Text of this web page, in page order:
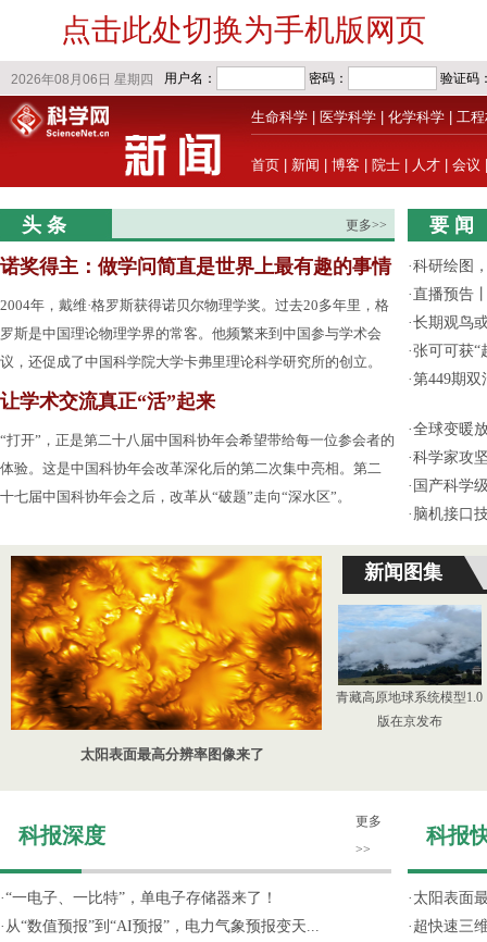
点击此处切换为手机版网页
生命科学 医学科学 化学科学 工
首页 新闻 博客 院士 人才 会议
头 条 更多>>
诺奖得主：做学问简直是世界上最有趣的事情
2004年，戴维·格罗斯获得诺贝尔物理学奖。过去20多年里，格
罗斯是中国理论物理学界的常客。他频繁来到中国参与学术会
议，还促成了中国科学院大学卡弗里理论科学研究所的创立。
让学术交流真正“活”起来
“打开”，正是第二十八届中国科协年会希望带给每一位参会者的
体验。这是中国科协年会改革深化后的第二次集中亮相。第二
十七届中国科协年会之后，改革从“破题”走向“深水区”。
要 闻
·科研绘图
·直播预告
·长期观鸟
·张可可获“
·第449期双
·全球变暖
·科学家攻
· 国产科学
· 脑机接口
太阳表面最高分辨率图像来了
新闻图集
青藏高原地球系统模型1.0
版在京发布
科报深度
更多
>>
·“一电子、一比特”，单电子存储器来了！
· 从“数值预报”到“AI预报”，电力气象预报变天...
科报
· 太阳表面
· 超快速三